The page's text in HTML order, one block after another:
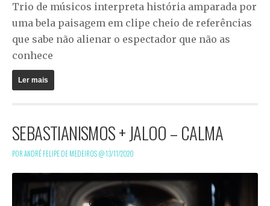
Trio de músicos interpreta história amparada por
uma bela paisagem em clipe cheio de referências
que sabe não alienar o espectador que não as
conhece
Ler mais
SEBASTIANISMOS + JALOO – CALMA
POR ANDRÉ FELIPE DE MEDEIROS @13/11/2020